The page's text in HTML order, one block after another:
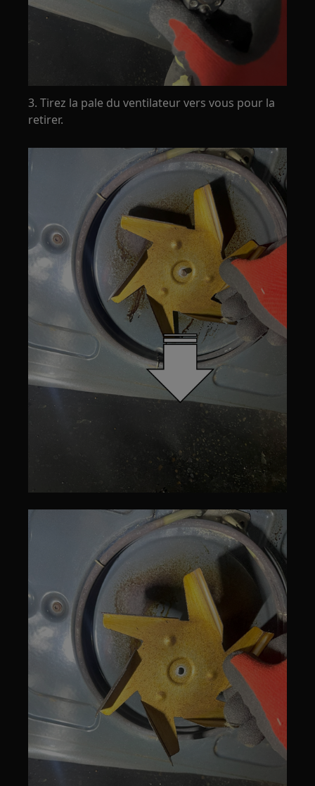
3. Tirez la pale du ventilateur vers vous pour la
retirer.